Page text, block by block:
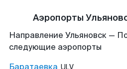
Аэропорты
Направление Ульяновск —
следующие аэропорты
Баратаевка ULV